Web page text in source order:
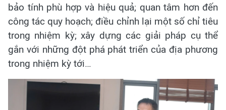
bảo tính phù hợp và hiệu quả; quan tâm hơn đến
công tác quy hoạch; điều chỉnh lại một số chỉ tiêu
trong nhiệm kỳ; xây dựng các giải pháp cụ thể
gắn với những đột phá phát triển của địa phương
trong nhiệm kỳ tới…